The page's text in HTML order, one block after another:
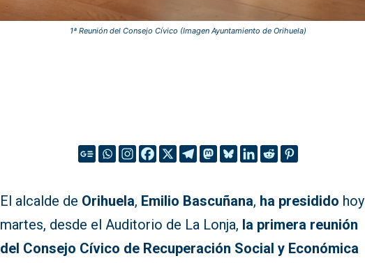
1ª Reunión del Consejo Cívico (Imagen Ayuntamiento de Orihuela)
El alcalde de Orihuela, Emilio Bascuñana, ha presidido hoy
martes, desde el Auditorio de La Lonja, la primera reunión
del Consejo Cívico de Recuperación Social y Económica